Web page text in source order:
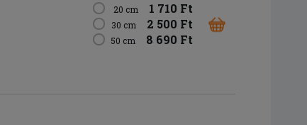
20 cm 1 710 Ft
30 cm 2 500 Ft
50 cm 8 690 Ft